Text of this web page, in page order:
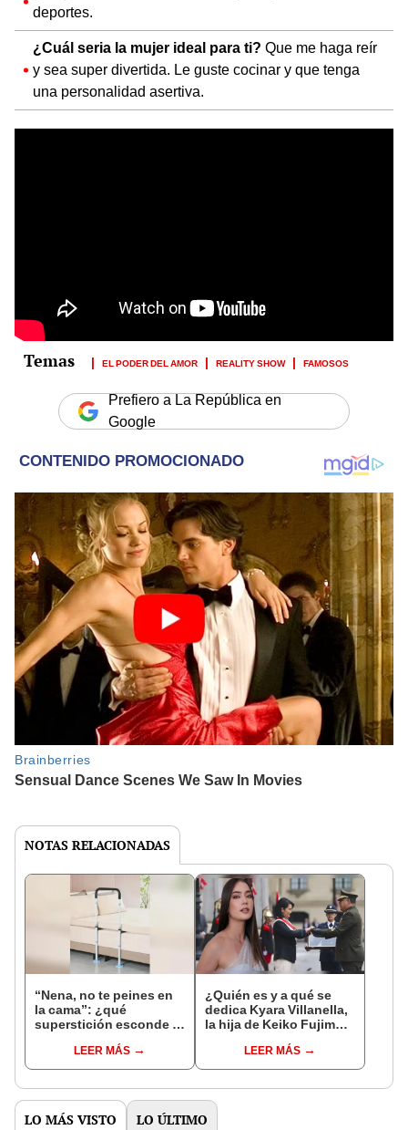
deportes.
¿Cuál seria la mujer ideal para ti? Que me haga reír
y sea super divertida. Le guste cocinar y que tenga
una personalidad asertiva.
EL PODER DEL AMOR REALITY SHOW FAMOSOS
Prefiero a La República en
Google
NOTAS RELACIONADAS
“Nena, no te peines en
la cama”: ¿qué
superstición esconde la
Enanitos Verdes?
LEER MÁS
¿Quién es y a qué se
dedica Kyara Villanella,
la hija de Keiko Fujimori
nivel nacional?
LEER MÁS
LO MÁS VISTO LO ÚLTIMO